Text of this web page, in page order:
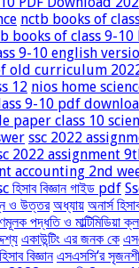
nctb books of
books of class 9-
9-10 english
old curriculum
12 nios home
9-10 pdf
paper class 10
ssc 2022
2022 assignment
accounting 2nd
হিসাব বিজ্ঞান গাইড pdf
ও উত্তর অধ্যায় অনার্স
পদ্ধতি ও মাল্টিমিডিয়া
একাউন্টিং এর জনক কে
বিজ্ঞান এসএসসি‘র